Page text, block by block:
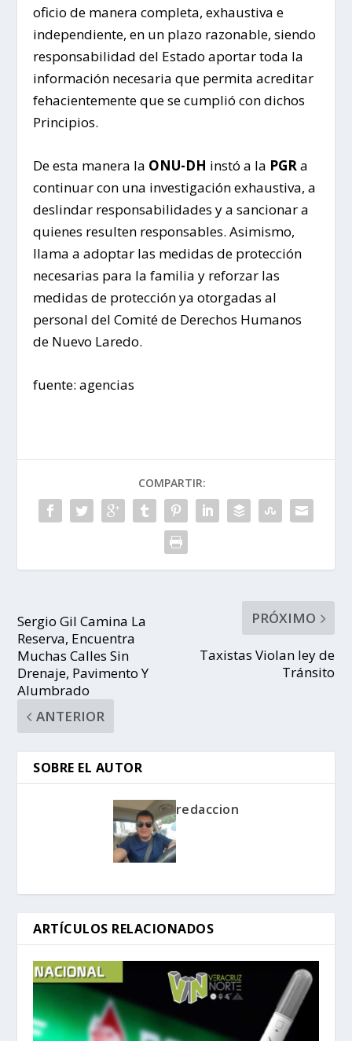
oficio de manera completa, exhaustiva e
independiente, en un plazo razonable, siendo
responsabilidad del Estado aportar toda la
información necesaria que permita acreditar
fehacientemente que se cumplió con dichos
Principios.
De esta manera la ONU-DH instó a la PGRa
continuar con una investigación exhaustiva, a
deslindar responsabilidades y a sancionar a
quienes resulten responsables. Asimismo,
llama a adoptar las medidas de protección
necesarias para la familia y reforzar las
medidas de protección ya otorgadas al
personal del Comité de Derechos Humanos
de Nuevo Laredo.
fuente: agencias
COMPARTIR:
Sergio Gil Camina La
Reserva, Encuentra
Muchas Calles Sin
Drenaje, Pavimento Y
Alumbrado
ANTERIOR
PRÓXIMO
Taxistas Violan ley de
Tránsito
SOBRE EL AUTOR
redaccion
ARTÍCULOS RELACIONADOS